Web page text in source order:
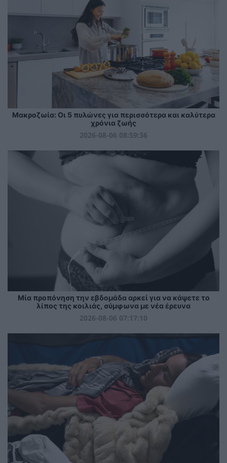
Mακροζωία: Οι 5 πυλώνες για περισσότερα και καλύτερα
χρόνια ζωής
2026-08-06 08:59:36
Μία προπόνηση την εβδομάδα αρκεί για να κάψετε το
λίπος της κοιλιάς, σύμφωνα με νέα έρευνα
2026-08-06 07:17:10